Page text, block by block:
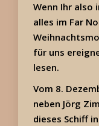
Wenn Ihr also
alles im Far
für uns
lesen.
Vom 8.
neben Jörg
dieses Schiff